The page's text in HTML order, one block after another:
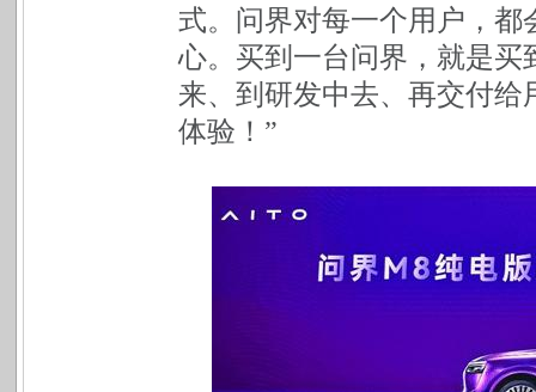
式。问界对每一个用户，
心。买到一台问界，就是
来、到研发中去、再交付
体验！ ”